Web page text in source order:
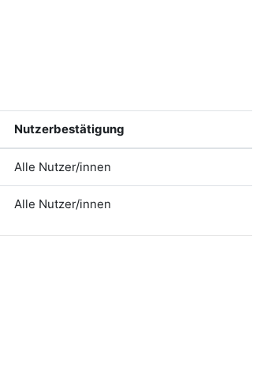
Nutzerbestätigung
Alle Nutzer/innen
Alle Nutzer/innen